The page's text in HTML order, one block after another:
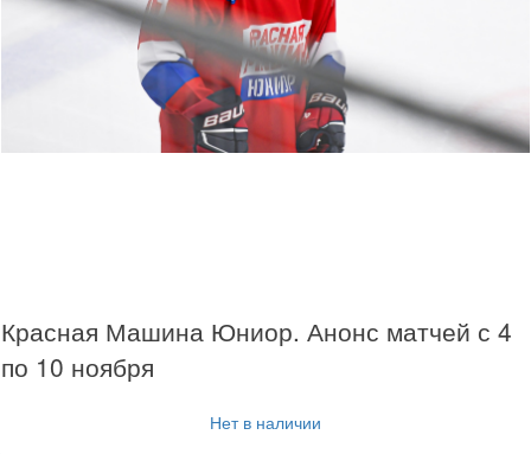
Красная Машина Юниор. Анонс матчей с 4
по 10 ноября
Нет в наличии